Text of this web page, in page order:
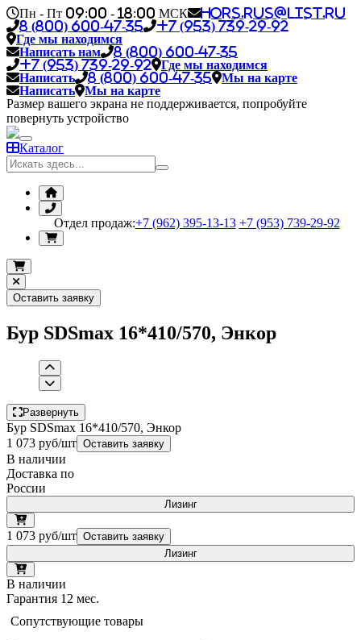
Пн - Пт 09:00 - 18:00 МСК
hors.rus@list.ru
8 (800) 600-47-35
+7 (953) 739-29-92
Где мы находимся
Написать нам
8 (800) 600-47-35
+7 (953) 739-29-92
Где мы находимся
Написать
8 (800) 600-47-35
Мы на карте
Написать
Мы на карте
Размер вашего экрана не поддерживается, попробуйте
повернуть устройство
Каталог
Отдел продаж:+7 (962) 395-13-13 +7 (953) 739-29-92
Оставить заявку
Бур SDSmax 16*410/570, Энкор
Развернуть
Бур SDSmax 16*410/570, Энкор
1 073 руб/шт Оставить заявку
В наличии
Доставка по
России
Лизинг
1 073 руб/шт Оставить заявку
Лизинг
В наличии
Гарантия 12 мес.
Сопутствующие товары